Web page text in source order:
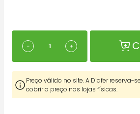
＋
－
Preço válido no site. A Diafer reserva-
cobrir o preço nas lojas físicas.